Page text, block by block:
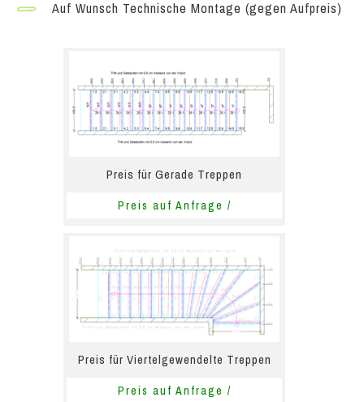
Auf Wunsch Technische Montage (gegen Aufpreis)
Preis für Gerade Treppen
Preis auf Anfrage /
Preis für Viertelgewendelte Treppen
Preis auf Anfrage /